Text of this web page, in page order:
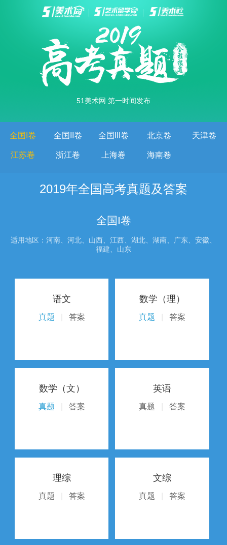
51美术网 第一时间发布
全国I卷 全国II卷 全国III卷 北京卷 天津卷
江苏卷 浙江卷 上海卷 海南卷
2019年全国高考真题及答案
全国I卷
适用地区：河南、河北、山西、江西、湖北、湖南、广东、安徽、
福建、山东
语文
真题 答案
数学（理）
真题 答案
数学（文）
真题 答案
英语
真题 答案
理综
真题 答案
文综
真题 答案